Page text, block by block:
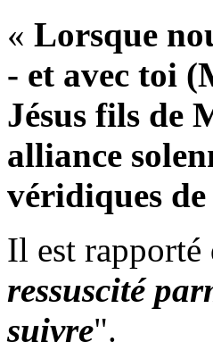
« Lorsque
- et avec toi
Jésus fils de
alliance
véridiques
Il est rapporté
ressuscité
suivre".